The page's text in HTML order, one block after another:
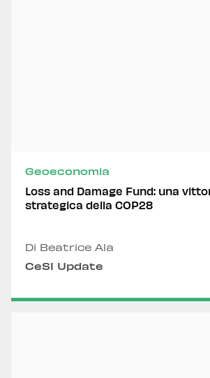
Geoeconomia
Loss and Damage Fund: una
strategica della COP28
Di Beatrice Ala
CeSI Update